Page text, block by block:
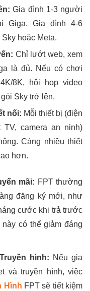
Gia đình 1-3 người
Giga. Gia đình 4-6
hoặc Meta.
Chỉ lướt web, xem
là đủ. Nếu có chơi
8K, hội họp video
Sky trở lên.
nối: Mỗi thiết bị (điện
TV, camera an ninh)
Càng nhiều thiết
hơn.
mãi: FPT thường
đăng ký mới, như
cước khi trả trước
có thể giảm đáng
hình: Nếu gia
và truyền hình, việc
Hình FPT sẽ tiết kiệm